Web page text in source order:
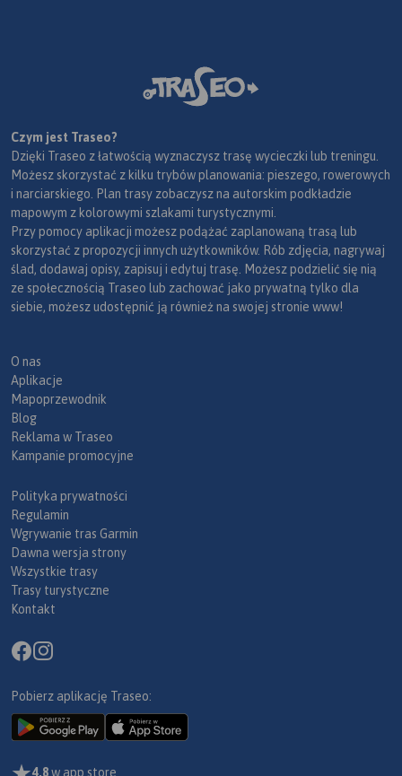
Czym jest Traseo?
Dzięki Traseo z łatwością wyznaczysz trasę wycieczki lub treningu.
Możesz skorzystać z kilku trybów planowania: pieszego, rowerowych
i narciarskiego. Plan trasy zobaczysz na autorskim podkładzie
mapowym z kolorowymi szlakami turystycznymi.
Przy pomocy aplikacji możesz podążać zaplanowaną trasą lub
skorzystać z propozycji innych użytkowników. Rób zdjęcia, nagrywaj
ślad, dodawaj opisy, zapisuj i edytuj trasę. Możesz podzielić się nią
ze społecznością Traseo lub zachować jako prywatną tylko dla
siebie, możesz udostępnić ją również na swojej stronie www!
O nas
Aplikacje
Mapoprzewodnik
Blog
Reklama w Traseo
Kampanie promocyjne
Polityka prywatności
Regulamin
Wgrywanie tras Garmin
Dawna wersja strony
Wszystkie trasy
Trasy turystyczne
Kontakt
Pobierz aplikację Traseo:
4,8w app store